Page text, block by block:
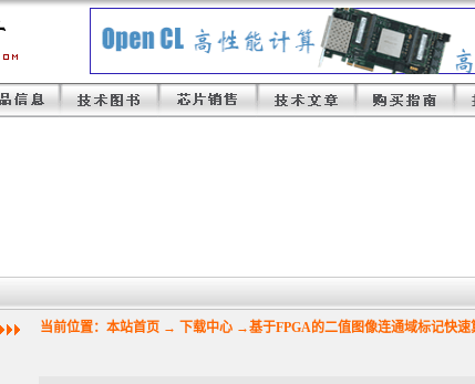
当前位置：本站首页 → 下载中心 →基于FPGA的二值图像连通域标记快速